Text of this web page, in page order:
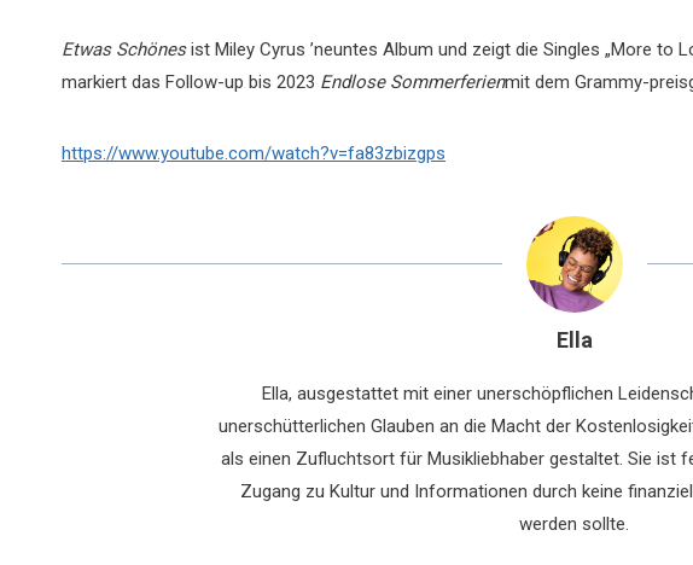
Etwas Schönesist Miley Cyrus ’neuntes Album und zeigt die Singles „More to
markiert das Follow-up bis 2023 Endlose Sommerferienmit dem Grammy-
https://www.youtube.com/watch?v=fa83zbizgps
Ella
Ella, ausgestattet mit einer unerschöpflichen
unerschütterlichen Glauben an die Macht der
als einen Zufluchtsort für Musikliebhaber gestaltet. Sie ist
Zugang zu Kultur und Informationen durch keine
werden sollte.